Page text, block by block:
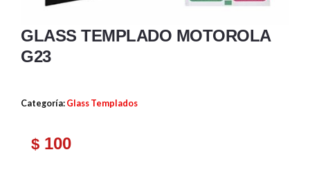
GLASS TEMPLADO MOTOROLA
G23
Categoría: Glass Templados
$ 100